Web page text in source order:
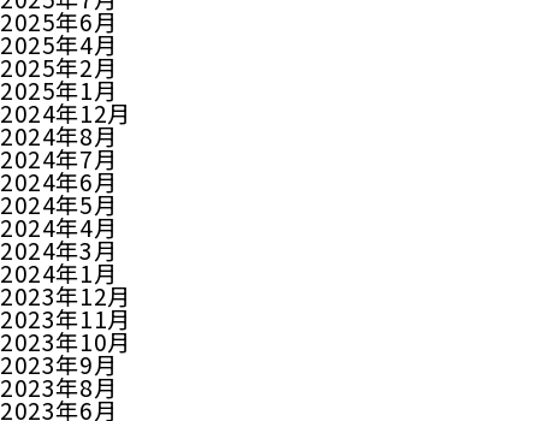
2025年6月
2025年4月
2025年2月
2025年1月
2024年12月
2024年8月
2024年7月
2024年6月
2024年5月
2024年4月
2024年3月
2024年1月
2023年12月
2023年11月
2023年10月
2023年9月
2023年8月
2023年6月